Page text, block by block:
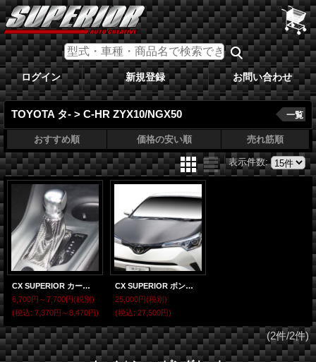
ログイン 新規登録 お問い合わせ
TOYOTA タ- > C-HR ZYX10/NGX50 一覧
おすすめ順 価格の安い順 売れ筋順
表示件数:
CX SUPERIOR カーボンルックシフトブーツ C-HR ZYX10/NGX50
6,700円～7,700円(税別)
(税込: 7,370円～8,470円)
CX SUPERIOR ボンネットマスク C-HR ZYX10/NGX50
25,000円(税別)
(税込: 27,500円)
(2件/2件)